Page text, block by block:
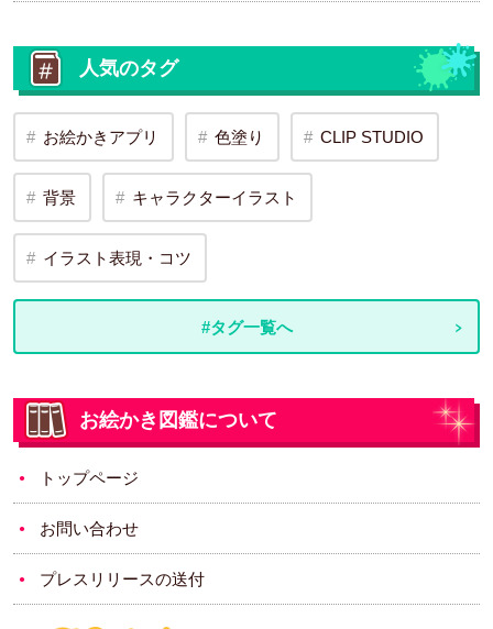
人気のタグ
お絵かきアプリ 色塗り CLIP STUDIO
背景 キャラクターイラスト
イラスト表現・コツ
#タグ一覧へ
お絵かき図鑑について
トップページ
お問い合わせ
プレスリリースの送付